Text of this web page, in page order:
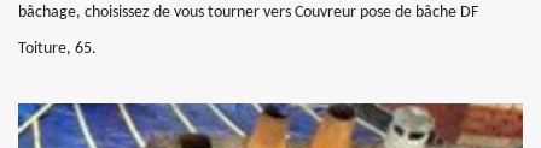
bâchage, choisissez de vous tourner vers Couvreur pose de bâche DF
Toiture, 65.